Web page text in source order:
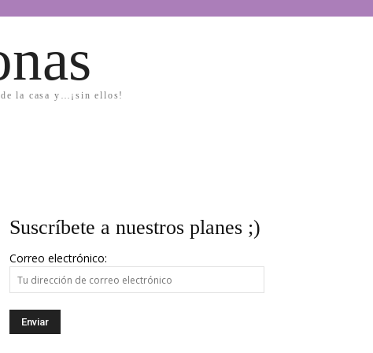
la casa y…¡sin ellos!
Suscríbete a nuestros planes ;)
Correo electrónico: